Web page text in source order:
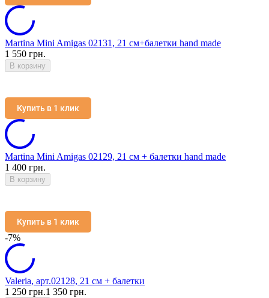
Martina Mini Amigas 02131, 21 см+балетки hand made
1 550 грн.
В корзину
Купить в 1 клик
Martina Mini Amigas 02129, 21 см + балетки hand made
1 400 грн.
В корзину
Купить в 1 клик
-7%
Valeria, арт.02128, 21 см + балетки
1 250 грн.1 350 грн.